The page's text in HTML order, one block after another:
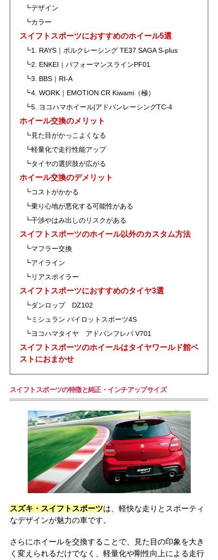
┗デザイン
┗カラー
スイフトスポーツにおすすめのホイール5選
┗1. RAYS｜ボルクレーシング TE37 SAGA S-plus
┗2. ENKEI｜パフォーマンスラインPF01
┗3. BBS｜RI-A
┗4. WORK｜EMOTION CR Kiwami（極）
┗5. ヨコハマホイール|アドバンレーシングTC-4
ホイール交換のメリット
┗見た目がかっこよくなる
┗軽量化で走行性能アップ
┗タイヤの選択肢が広がる
ホイール交換のデメリット
┗コストがかかる
┗乗り心地が悪化する可能性がある
┗干渉やはみ出しのリスクがある
スイフトスポーツのホイール以外のカスタム方法
┗マフラー交換
┗アイライン
┗リアスポイラー
スイフトスポーツにおすすめのタイヤ3選
┗ダンロップ DZ102
┗ミシュラン パイロットスポーツ4S
┗ヨコハマタイヤ アドバンフレバ V701
スイフトスポーツのホイールはタイヤワールド館ベ
ストにおまかせ
スイフトスポーツの特徴と純正・インチアップサイズ
スズキ・スイフトスポーツは、軽快な走りとスポーティ
なデザインが魅力の車です。
さらにホイールを交換することで、見た目の印象を大き
く変えられるだけでなく、軽量化や剛性向上による走行